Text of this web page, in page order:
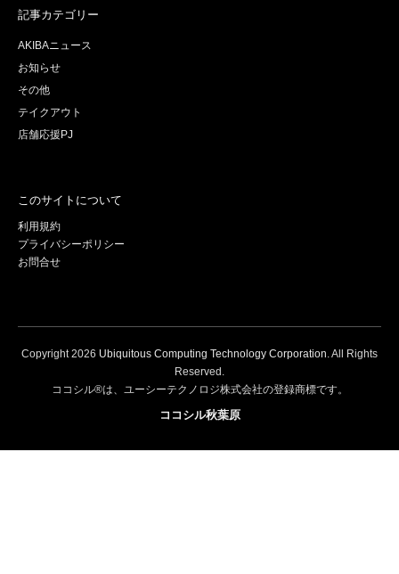
記事カテゴリー
AKIBAニュース
お知らせ
その他
テイクアウト
店舗応援PJ
このサイトについて
利用規約
プライバシーポリシー
お問合せ
Copyright2026 Ubiquitous Computing Technology Corporation. All Rights
Reserved.
ココシル®は、ユーシーテクノロジ株式会社の登録商標です。
ココシル秋葉原